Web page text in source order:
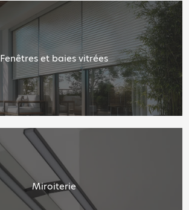
Fenêtres et baies vitrées
Miroiterie